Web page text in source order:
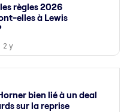
règles 2026
elles à Lewis
2 y
bien lié à un deal
sur la reprise